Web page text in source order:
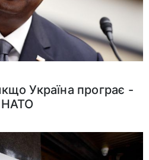
Україна програє -
НАТО